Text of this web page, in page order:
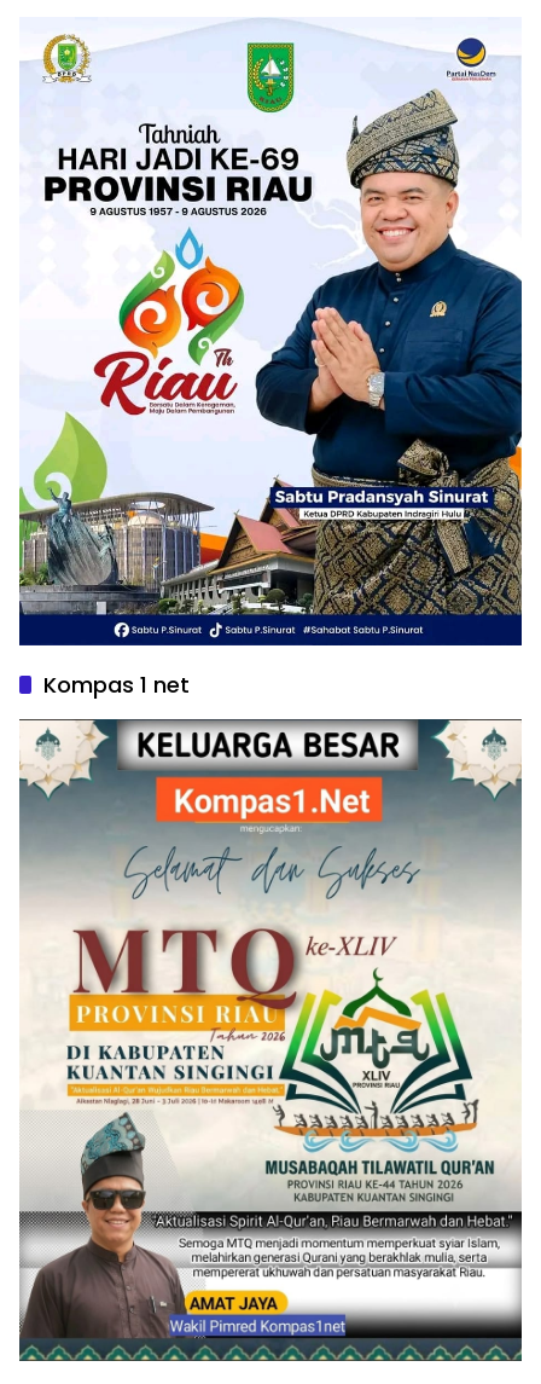
Kompas 1 net